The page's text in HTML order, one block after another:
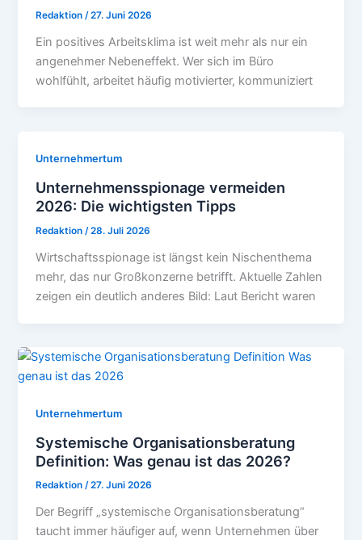
Redaktion /27. Juni 2026
Ein positives Arbeitsklima ist weit mehr als nur ein
angenehmer Nebeneffekt. Wer sich im Büro
wohlfühlt, arbeitet häufig motivierter, kommuniziert
Unternehmertum
Unternehmensspionage vermeiden
2026: Die wichtigsten Tipps
Redaktion/28. Juli 2026
Wirtschaftsspionage ist längst kein Nischenthema
mehr, das nur Großkonzerne betrifft. Aktuelle Zahlen
zeigen ein deutlich anderes Bild: Laut Bericht waren
Unternehmertum
Systemische Organisationsberatung
Definition: Was genau ist das 2026?
Redaktion/27. Juni 2026
Der Begriff „systemische Organisationsberatung“
taucht immer häufiger auf, wenn Unternehmen über